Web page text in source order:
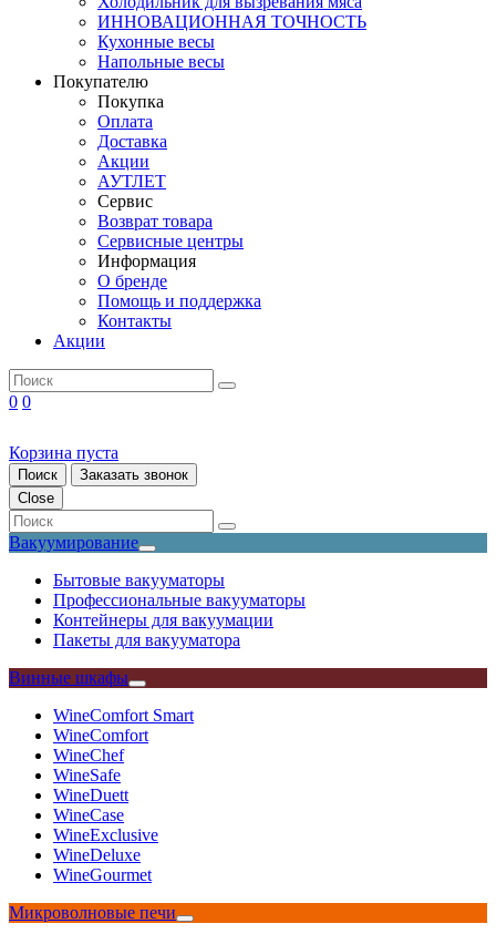
ИННОВАЦИОННАЯ ТОЧНОСТЬ
Кухонные весы
Напольные весы
Покупателю
Покупка
Оплата
Доставка
Акции
АУТЛЕТ
Сервис
Возврат товара
Сервисные центры
Информация
О бренде
Помощь и поддержка
Контакты
Акции
0 0
Корзина пуста
Поиск
Заказать звонок
Close
Вакуумирование
Бытовые вакууматоры
Профессиональные вакууматоры
Контейнеры для вакуумации
Пакеты для вакууматора
Винные шкафы
WineComfort Smart
WineComfort
WineChef
WineSafe
WineDuett
WineCase
WineExclusive
WineDeluxe
WineGourmet
Микроволновые печи